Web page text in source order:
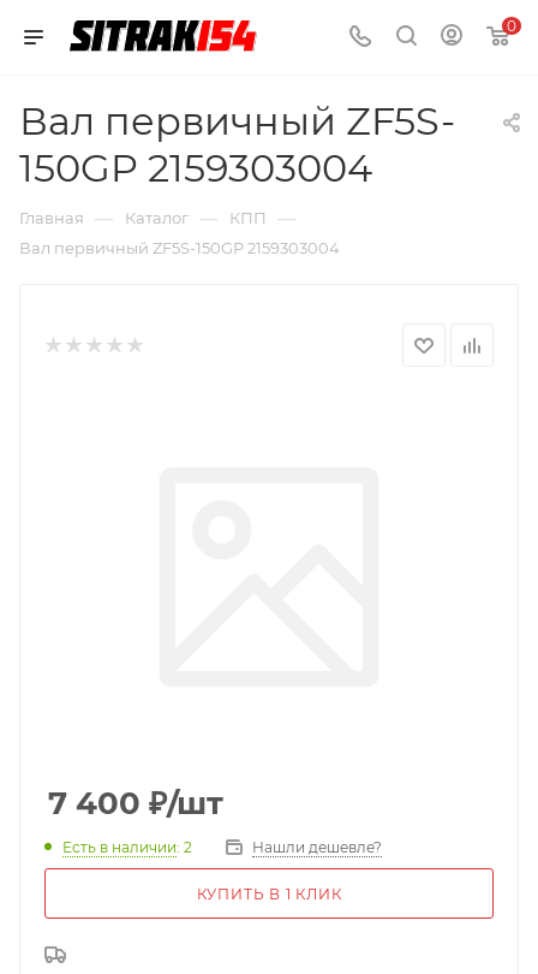
0
Вал первичный ZF5S-
150GP 2159303004
Главная — Каталог — КПП —
Вал первичный ZF5S-150GP 2159303004
7 400 ₽/шт
Есть в наличии: 2 Нашли дешевле?
КУПИТЬ В 1 КЛИК